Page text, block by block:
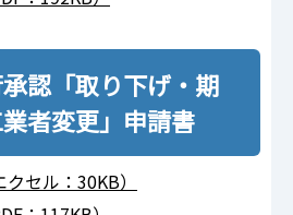
認「取り下げ・期
者変更」申請書
セル：30KB）